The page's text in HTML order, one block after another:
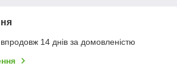
14 днів за домовленістю